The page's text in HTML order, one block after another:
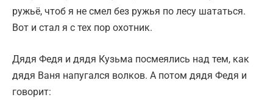
ружьё, чтоб я не смел без ружья по лесу шататься.
Вот и стал я с тех пор охотник.
Дядя Федя и дядя Кузьма посмеялись над тем, как
дядя Ваня напугался волков. А потом дядя Федя и
говорит: